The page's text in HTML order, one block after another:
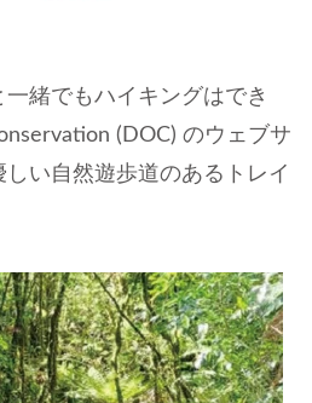
緒でもハイキングはでき
(DOC) のウェブサ
い自然遊歩道のあるトレイ